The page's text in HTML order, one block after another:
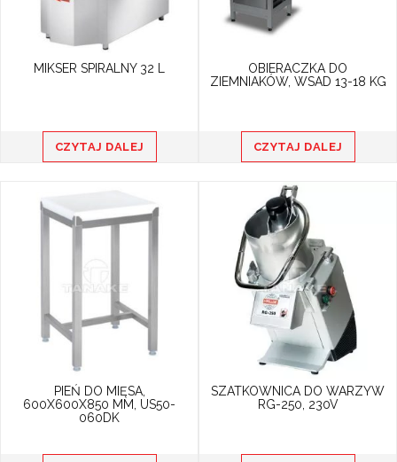
MIKSER SPIRALNY 32 L
CZYTAJ DALEJ
OBIERACZKA DO
ZIEMNIAKÓW, WSAD 13-18 KG
CZYTAJ DALEJ
PIEŃ DO MIĘSA,
600X600X850 MM, US50-
060DK
SZATKOWNICA DO WARZYW
RG-250, 230V